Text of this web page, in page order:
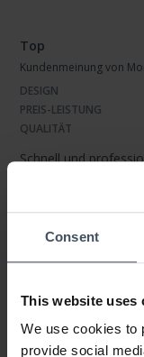
Consent
This website uses
We use cookies to
provide social
Top
Kundenmeinung von
DESIGN
PREIS-LEISTUNG
QUALITÄT
Schnell und
ZU DEN BEWERTUNGEN